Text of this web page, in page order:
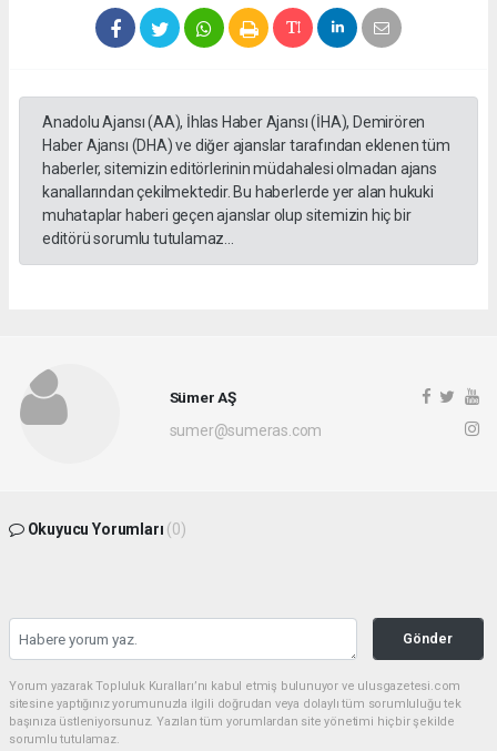
Anadolu Ajansı (AA), İhlas Haber Ajansı (İHA), Demirören
Haber Ajansı (DHA) ve diğer ajanslar tarafından eklenen tüm
haberler, sitemizin editörlerinin müdahalesi olmadan ajans
kanallarından çekilmektedir. Bu haberlerde yer alan hukuki
muhataplar haberi geçen ajanslar olup sitemizin hiç bir
editörü sorumlu tutulamaz...
Sümer AŞ
sumer@sumeras.com
Okuyucu Yorumları (0)
Gönder
Yorum yazarak Topluluk Kuralları’nı kabul etmiş bulunuyor ve ulusgazetesi.com
sitesine yaptığınız yorumunuzla ilgili doğrudan veya dolaylı tüm sorumluluğu tek
başınıza üstleniyorsunuz. Yazılan tüm yorumlardan site yönetimi hiçbir şekilde
sorumlu tutulamaz.